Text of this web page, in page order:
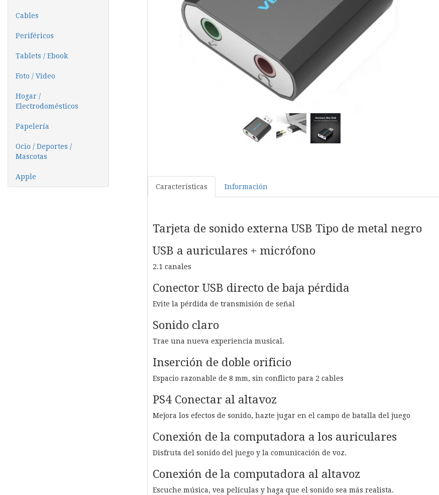
Cables
Periféricos
Tablets / Ebook
Foto / Video
Hogar /
Electrodomésticos
Papelería
Ocio / Deportes /
Mascotas
Apple
Características Información
Tarjeta de sonido externa USB Tipo de metal negro
USB a auriculares + micrófono
2.1 canales
Conector USB directo de baja pérdida
Evite la pérdida de transmisión de señal
Sonido claro
Trae una nueva experiencia musical.
Inserción de doble orificio
Espacio razonable de 8 mm, sin conflicto para 2 cables
PS4 Conectar al altavoz
Mejora los efectos de sonido, hazte jugar en el campo de batalla del juego
Conexión de la computadora a los auriculares
Disfruta del sonido del juego y la comunicación de voz.
Conexión de la computadora al altavoz
Escuche música, vea películas y haga que el sonido sea más realista.